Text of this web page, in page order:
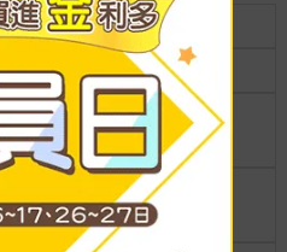
裝訂
紙本平裝
分級 普通級
商品規
格
25開15*21cm
齡
全齡適讀